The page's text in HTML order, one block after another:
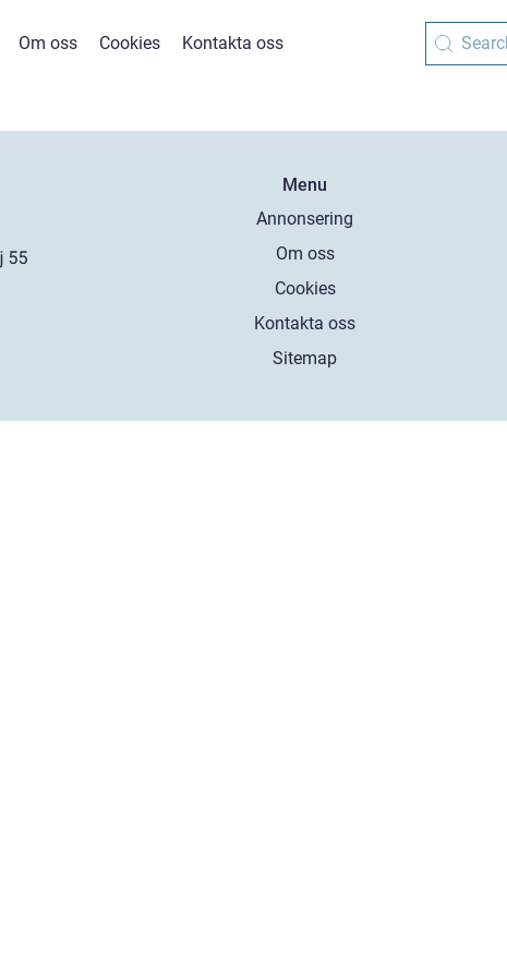
Om oss Cookies Kontakta oss
Menu
Annonsering
Om oss
Cookies
Kontakta oss
Sitemap